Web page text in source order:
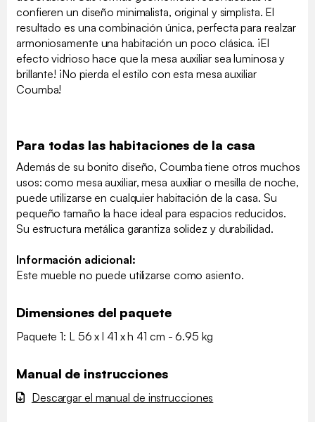
confieren un diseño minimalista, original y simplista. El
resultado es una combinación única, perfecta para realzar
armoniosamente una habitación un poco clásica. ¡El
efecto vidrioso hace que la mesa auxiliar sea luminosa y
brillante! ¡No pierda el estilo con esta mesa auxiliar
Coumba!
Para todas las habitaciones de la casa
Además de su bonito diseño, Coumba tiene otros muchos
usos: como mesa auxiliar, mesa auxiliar o mesilla de noche,
puede utilizarse en cualquier habitación de la casa. Su
pequeño tamaño la hace ideal para espacios reducidos.
Su estructura metálica garantiza solidez y durabilidad.
Información adicional:
Este mueble no puede utilizarse como asiento.
Dimensiones del paquete
Paquete 1: L 56 x l 41 x h 41 cm - 6.95 kg
Manual de instrucciones
Descargar el manual de instrucciones